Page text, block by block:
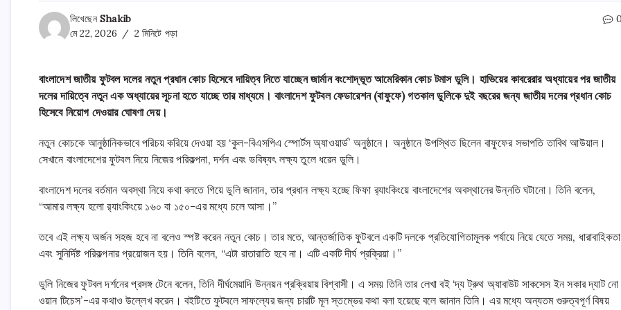
লিখেছেনShakib
মে 22, 2026
2 মিনিটে পড়া
বাংলাদেশ জাতীয় ফুটবল দলের নতুন প্রধান কোচ হিসেবে দায়িত্ব নিতে যাচ্ছেন জার্মান বংশোদ্ভূত আমেরিকান কোচ টমাস ডুলি। হাভিয়ের কাবরেরার অধ্যায়ের পর জাতীয়
দলের দায়িত্বে নতুন এক অধ্যায়ের সূচনা হতে যাচ্ছে তার মাধ্যমে। বাংলাদেশ ফুটবল ফেডারেশন (বাফুফে) গতকাল ডুলিকে দুই বছরের জন্য জাতীয় দলের প্রধান কোচ
হিসেবে নিয়োগ দেওয়ার ঘোষণা দেয়।
নতুন কোচকে আনুষ্ঠানিকভাবে পরিচয় করিয়ে দেওয়া হয় ‘কুল-বিএসপিএ স্পোর্টস অ্যাওয়ার্ড’ অনুষ্ঠানে। অনুষ্ঠানে উপস্থিত ছিলেন বাফুফের সভাপতি তাবিথ আউয়াল।
সেখানে বাংলাদেশের ফুটবল নিয়ে নিজের পরিকল্পনা, দর্শন এবং ভবিষ্যৎ লক্ষ্য তুলে ধরেন ডুলি।
বাংলাদেশ দলের বর্তমান অবস্থা নিয়ে কথা বলতে গিয়ে ডুলি জানান, তার প্রধান লক্ষ্য হচ্ছে ফিফা র‌্যাংকিংয়ে বাংলাদেশের অবস্থানের উন্নতি ঘটানো। তিনি বলেন,
“আমার লক্ষ্য হলো র‌্যাংকিংয়ে ১৬০ বা ১৫০-এর মধ্যে চলে আসা।”
তবে এই লক্ষ্য অর্জন সহজ হবে না বলেও স্পষ্ট করেন নতুন কোচ। তার মতে, আন্তর্জাতিক ফুটবলে একটি দলকে প্রতিযোগিতামূলক পর্যায়ে নিয়ে যেতে সময়, ধারাবাহিকতা
এবং সুনির্দিষ্ট পরিকল্পনার প্রয়োজন হয়। তিনি বলেন, “এটা রাতারাতি হবে না। এটি একটি দীর্ঘ প্রক্রিয়া।”
ডুলি নিজের ফুটবল দর্শনের প্রসঙ্গ টেনে বলেন, তিনি দীর্ঘমেয়াদি উন্নয়ন প্রক্রিয়ায় বিশ্বাসী। এ সময় তিনি তার লেখা বই ‘দ্য ট্রুথ অ্যাবাউট সাকসেস ইন সকার দ্যাট নো
ওয়ান টিচেস’-এর কথাও উল্লেখ করেন। বইটিতে ফুটবলে সাফল্যের জন্য চারটি মূল স্তম্ভের কথা বলা হয়েছে বলে জানান তিনি। এর মধ্যে অন্যতম গুরুত্বপূর্ণ বিষয়